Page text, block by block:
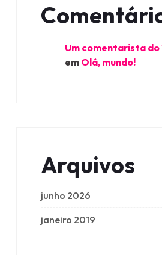
Um comentarista do
em Olá, mundo!
Arquivos
junho 2026
janeiro 2019